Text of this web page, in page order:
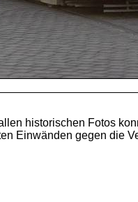
historischen Fotos
Einwänden gegen die